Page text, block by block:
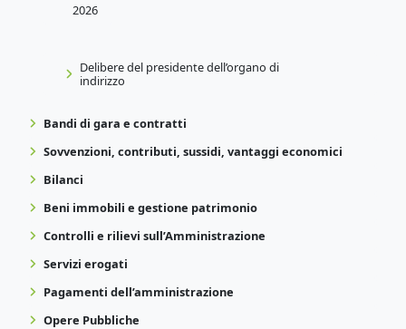
2026
Delibere del presidente dell’organo di
indirizzo
Bandi di gara e contratti
Sovvenzioni, contributi, sussidi, vantaggi economici
Bilanci
Beni immobili e gestione patrimonio
Controlli e rilievi sull’Amministrazione
Servizi erogati
Pagamenti dell’amministrazione
Opere Pubbliche